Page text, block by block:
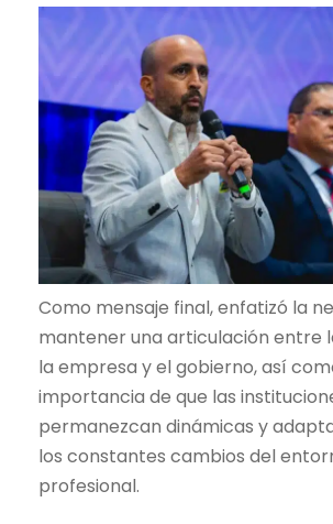
Como mensaje final, enfatizó la
mantener una articulación entre
la empresa y el gobierno, así
importancia de que las
permanezcan dinámicas y
los constantes cambios del
profesional.